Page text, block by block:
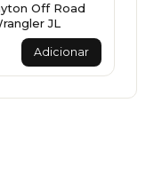
Off Road
JL
Adicionar